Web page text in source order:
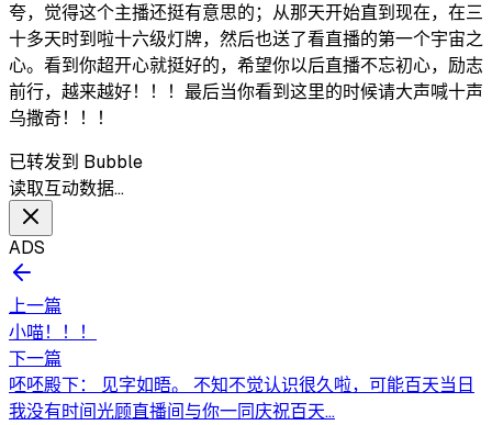
夸，觉得这个主播还挺有意思的；从那天开始直到现在，在三
十多天时到啦十六级灯牌，然后也送了看直播的第一个宇宙之
心。看到你超开心就挺好的，希望你以后直播不忘初心，励志
前行，越来越好！！！最后当你看到这里的时候请大声喊十声
乌撒奇！！！
已转发到 Bubble
读取互动数据…
ADS
上一篇
小喵！！！
下一篇
呸呸殿下： 见字如晤。 不知不觉认识很久啦，可能百天当日
我没有时间光顾直播间与你一同庆祝百天...